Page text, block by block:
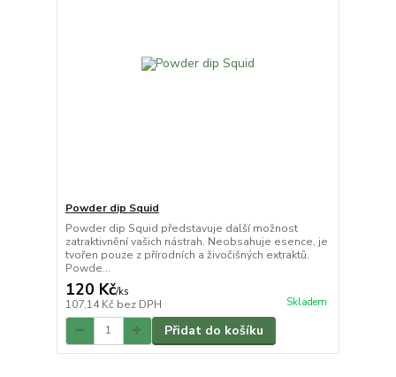
Powder dip Squid
Powder dip Squid představuje další možnost
zatraktivnění vašich nástrah. Neobsahuje esence, je
tvořen pouze z přírodních a živočišných extraktů.
Powde...
120 Kč/ks
107,14 Kč bez DPH Skladem
Přidat do košíku